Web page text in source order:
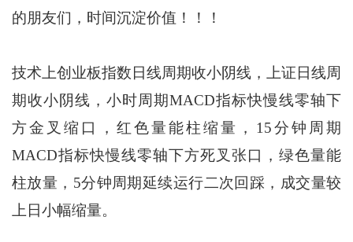
的朋友们，时间沉淀价值！！！
技术上创业板指数日线周期收小阴线，上证日线周
期收小阴线，小时周期MACD指标快慢线零轴下
方金叉缩口，红色量能柱缩量，15分钟周期
MACD指标快慢线零轴下方死叉张口，绿色量能
柱放量，5分钟周期延续运行二次回踩，成交量较
上日小幅缩量。